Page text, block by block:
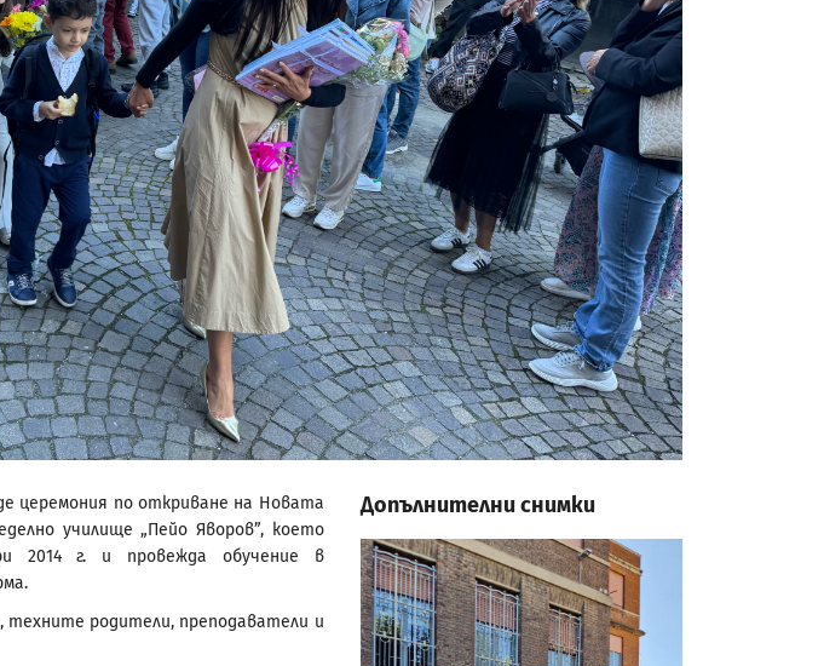
церемония по откриване на Новата
училище „Пейо Яворов”, което
2014 г. и провежда обучение в
родители, преподаватели и
Допълнителни снимки